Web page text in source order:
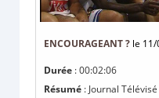
ENCOURAGEANT ? le
Durée : 00:02:06
Résumé : Journal